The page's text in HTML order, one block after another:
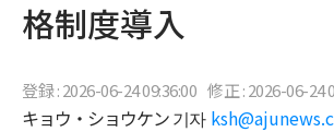
格制度導入
登録 : 2026-06-24 09:36:00 修正 : 2026-06-24
キョウ・ショウケン 기자